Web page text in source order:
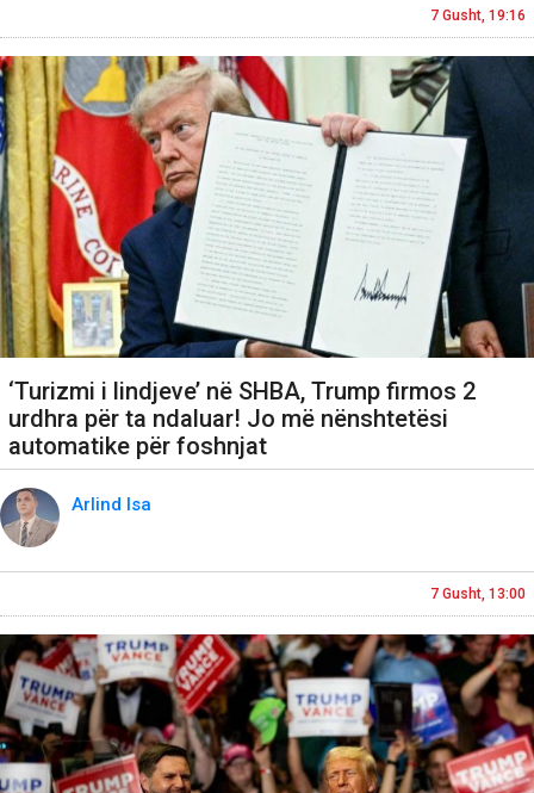
7 Gusht, 19:16
‘Turizmi i lindjeve’ në SHBA, Trump firmos 2
urdhra për ta ndaluar! Jo më nënshtetësi
automatike për foshnjat
Arlind Isa
7 Gusht, 13:00